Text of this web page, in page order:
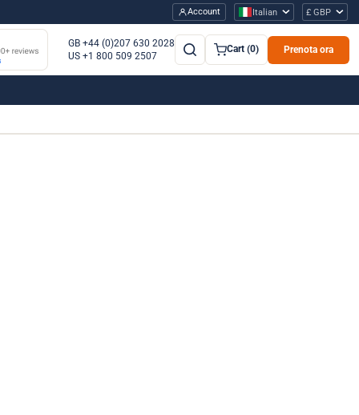
Account Italian £ GBP
GB +44 (0)207 630 2028
US +1 800 509 2507
Cart (0) Prenota ora